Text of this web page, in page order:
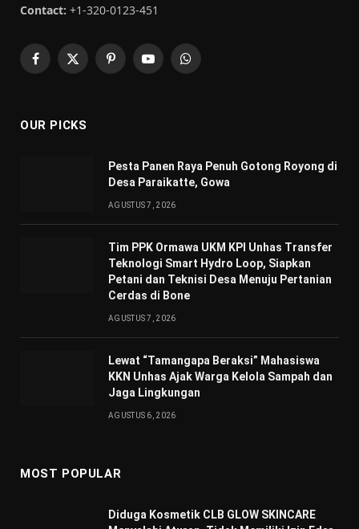
Contact: +1-320-0123-451
Facebook
X
PinterestYouTubeWhatsApp
OUR PICKS
Pesta Panen Raya Penuh Gotong Royong di
Desa Paraikatte, Gowa
AGUSTUS 7, 2026
Tim PPK Ormawa UKM KPI Unhas Transfer
Teknologi Smart Hydro Loop, Siapkan
Petani dan Teknisi Desa Menuju Pertanian
Cerdas di Bone
AGUSTUS 7, 2026
Lewat “Tamangapa Beraksi” Mahasiswa
KKN Unhas Ajak Warga Kelola Sampah dan
Jaga Lingkungan
AGUSTUS 6, 2026
MOST POPULAR
Diduga Kosmetik CLB GLOW SKINCARE